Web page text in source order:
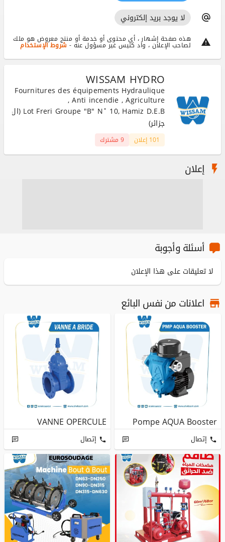
لا يوجد بريد إلكتروني
هذه صفحة إشهار ، أي محتوى أو خدمة أو منتج معروض هو ملك
لصاحب الإعلان ، واد كنيس غير مسؤول عنه - شروط الإستخدام
WISSAM HYDRO
Fournitures des équipements Hydraulique
, Anti incendie , Agriculture
Lot Freri Groupe "B" N˚ 10, Hamiz D.E.B (ال
جزائر)
101 إعلان 9 مشترك
إعلان
أسئلة وأجوبة
لا تعليقات على هذا الإعلان
اعلانات من نفس البائع
Pompe AQUA Booster
إتصال
VANNE OPERCULE
إتصال